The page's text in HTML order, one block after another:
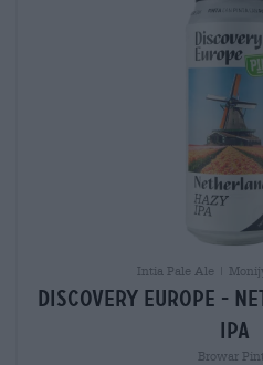
Intia Pale Ale |
discovery europe -
ipa
Browar